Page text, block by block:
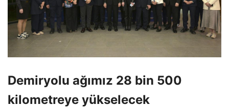
Demiryolu ağımız 28 bin 500
kilometreye yükselecek